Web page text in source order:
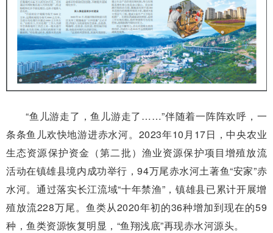
“鱼儿游走了，鱼儿游走了……”伴随着一阵阵欢呼，一
条条鱼儿欢快地游进赤水河。2023年10月17日，中央农业
生态资源保护资金（第二批）渔业资源保护项目增殖放流
活动在镇雄县境内成功举行，94万尾赤水河土著鱼“安家”赤
水河。通过落实长江流域“十年禁渔”，镇雄县已累计开展增
殖放流228万尾。鱼类从2020年初的36种增加到现在的59
种，鱼类资源恢复明显，“鱼翔浅底”再现赤水河源头。